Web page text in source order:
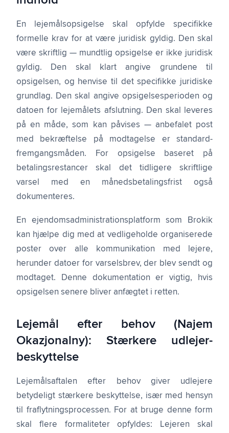
En lejemålsopsigelse skal opfylde specifikke
formelle krav for at være juridisk gyldig. Den skal
være skriftlig — mundtlig opsigelse er ikke juridisk
gyldig. Den skal klart angive grundene til
opsigelsen, og henvise til det specifikke juridiske
grundlag. Den skal angive opsigelsesperioden og
datoen for lejemålets afslutning. Den skal leveres
på en måde, som kan påvises — anbefalet post
med bekræftelse på modtagelse er standard­
fremgangsmåden. For opsigelse baseret på
betalingsrestancer skal det tidligere skriftlige
varsel med en månedsbetalings­frist også
dokumenteres.
En ejendoms­administrations­platform som Brokik
kan hjælpe dig med at vedligeholde organiserede
poster over alle kommunikation med lejere,
herunder datoer for varselsbrev, der blev sendt og
modtaget. Denne dokumentation er vigtig, hvis
opsigelsen senere bliver anfægtet i retten.
Lejemål efter behov (Najem
Okazjonalny): Stærkere udlejer­
beskyttelse
Lejemålsaftalen efter behov giver udlejere
betydeligt stærkere beskyttelse, især med hensyn
til fraflytnings­processen. For at bruge denne form
skal flere formaliteter opfyldes: Lejeren skal